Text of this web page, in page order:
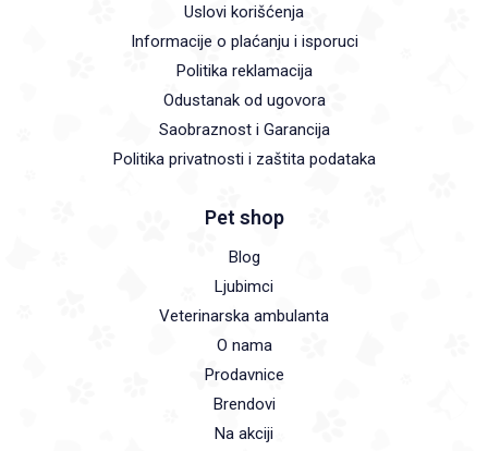
Uslovi korišćenja
Informacije o plaćanju i isporuci
Politika reklamacija
Odustanak od ugovora
Saobraznost i Garancija
Politika privatnosti i zaštita podataka
Pet shop
Blog
Ljubimci
Veterinarska ambulanta
O nama
Prodavnice
Brendovi
Na akciji